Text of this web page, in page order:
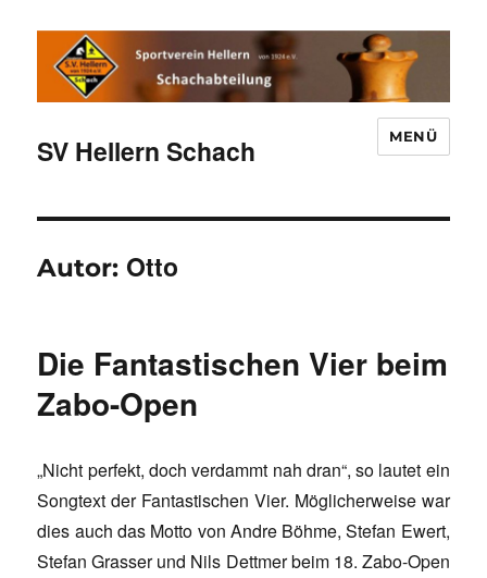
SV Hellern Schach MENÜ
Autor: Otto
Die Fantastischen Vier beim
Zabo-Open
„Nicht perfekt, doch verdammt nah dran“, so lautet ein
Songtext der Fantastischen Vier. Möglicherweise war
dies auch das Motto von Andre Böhme, Stefan Ewert,
Stefan Grasser und Nils Dettmer beim 18. Zabo-Open